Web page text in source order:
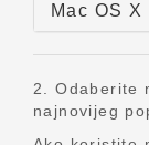
Mac OS X
2. Odaberite
najnovijeg